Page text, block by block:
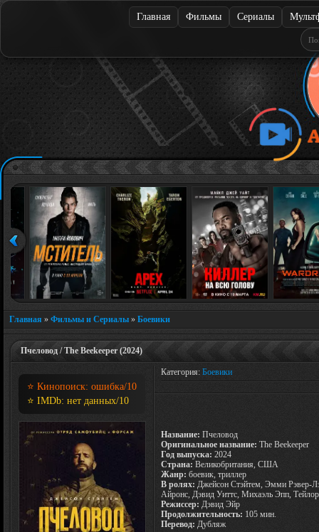
Главная Фильмы Сериалы
Главная » Фильмы и Сериалы » Боевики
Пчеловод / The Beekeeper (2024)
⭐ Кинопоиск: ошибка/10
⭐ IMDb: нет данных/10
Категория: Боевики
Название: Пчеловод
Оригинальное название: The Beekeeper
Год выпуска: 2024
Страна: Великобритания, США
Жанр: боевик, триллер
В ролях: Джейсон Стэйтем, Эмми Рэвер-
Айронс, Дэвид Уиттс, Михаэль Эпп,
Режиссер: Дэвид Эйр
Продолжительность: 105 мин.
Перевод: Дубляж